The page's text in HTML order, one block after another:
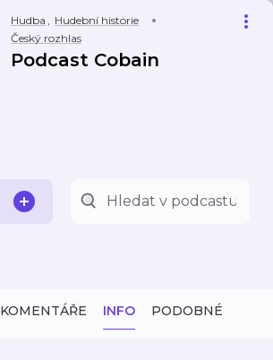
Hudba , Hudební historie
Český rozhlas
Podcast Cobain
KOMENTÁŘE INFO PODOBNÉ